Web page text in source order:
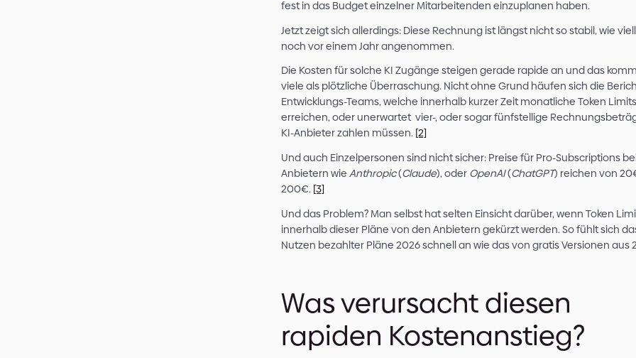
Doch ist seinen Mitarbeitenden den Zugriff auf
Weg, oder können schon Tricks wie Kontext
dafür sorgen, dass Geld eingespart wird?
KI-Tools für die Entwicklung zu nutzen ist im
Trend mehr, sondern simple Realität im
Survey des Entwickler*innen ForumsStack
Befragten an, KI Tools für das Entwickeln von
davon sogar täglich.[1]
fest in das Budget einzelner Mitarbeitenden
Jetzt zeigt sich allerdings: Diese Rechnung ist
Die Kosten für solche KI Zugänge steigen
viele als plötzliche Überraschung. Nicht ohne
Entwicklungs-Teams, welche innerhalb kurzer
erreichen, oder unerwartet vier-, oder sogar